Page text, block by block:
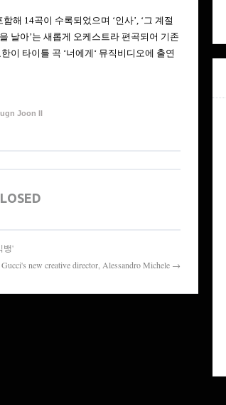
함해 14곡이 수록되었으며 ‘인사’, ‘그 계절
날아’는 새롭게 오케스트라 편곡되어 기존
이 타이틀 곡 ‘너에게 ‘ 뮤직비디오에 출연
Joon Il
뱅'
new creative director, Alessandro Michele →